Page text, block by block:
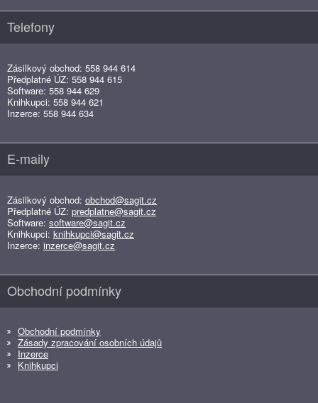
Telefony
Zásilkový obchod: 558 944 614
Předplatné ÚZ: 558 944 615
Software: 558 944 629
Knihkupci: 558 944 621
Inzerce: 558 944 634
E-maily
Zásilkový obchod: obchod@sagit.cz
Předplatné ÚZ: predplatne@sagit.cz
Software: software@sagit.cz
Knihkupci: knihkupci@sagit.cz
Inzerce: inzerce@sagit.cz
Obchodní podmínky
Obchodní podmínky
Zásady zpracování osobních údajů
Inzerce
Knihkupci